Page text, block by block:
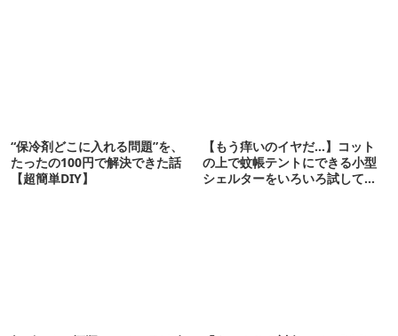
“保冷剤どこに入れる問題”を、
たったの100円で解決できた話
【超簡単DIY】
【もう痒いのイヤだ…】コット
の上で蚊帳テントにできる小型
シェルターをいろいろ試してみ